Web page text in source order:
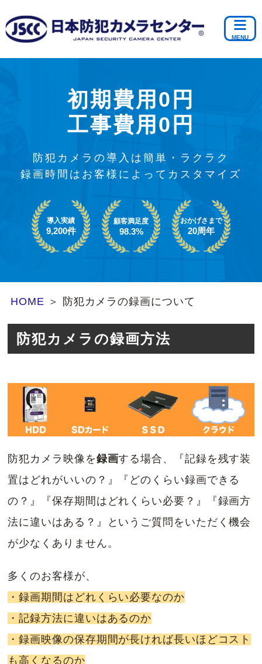
初期費用0円
工事費用0円
防犯カメラの導入は簡単・ラクラク
録画時間はお客様によってカスタマイズ
導入実績
9,200件
顧客満足度
98.3%
おかげさまで
20周年
HOME ＞ 防犯カメラの録画について
防犯カメラの録画方法
防犯カメラ映像を録画する場合、『記録を残す装
置はどれがいいの？』『どのくらい録画できる
の？』『保存期間はどれくらい必要？』『録画方
法に違いはある？』というご質問をいただく機会
が少なくありません。
多くのお客様が、
・録画期間はどれくらい必要なのか
・記録方法に違いはあるのか
・録画映像の保存期間が長ければ長いほどコスト
も高くなるのか